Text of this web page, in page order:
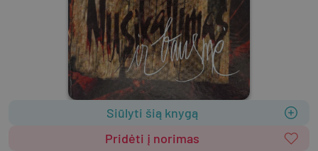
Siūlyti šią knygą
Pridėti į norimas